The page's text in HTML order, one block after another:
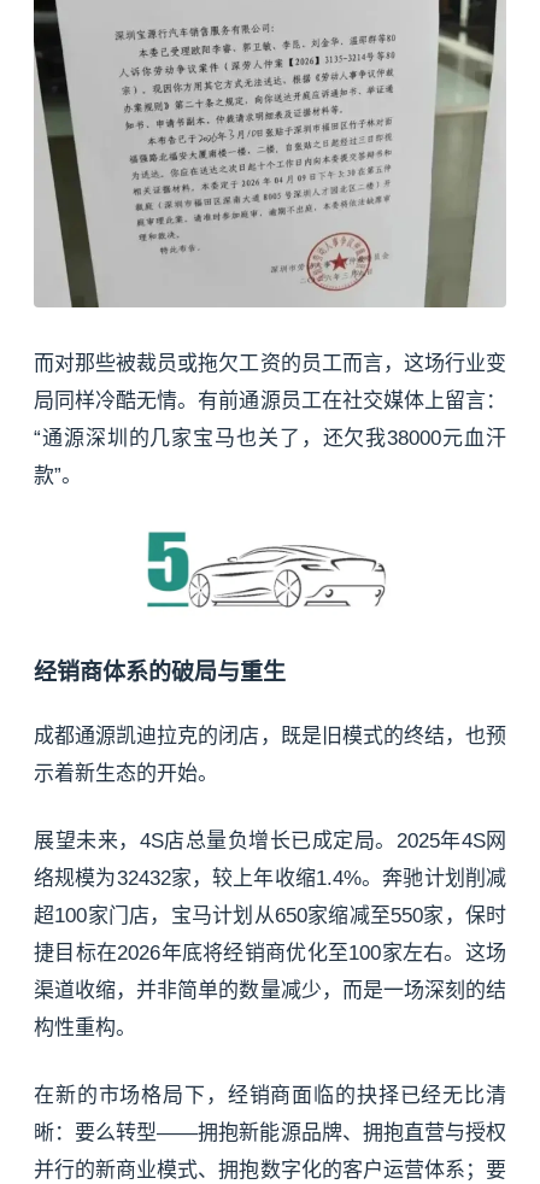
而对那些被裁员或拖欠工资的员工而言，这场行业变
局同样冷酷无情。有前通源员工在社交媒体上留言：
“通源深圳的几家宝马也关了，还欠我38000元血汗
款”。
经销商体系的破局与重生
成都通源凯迪拉克的闭店，既是旧模式的终结，也预
示着新生态的开始。
展望未来，4S店总量负增长已成定局。2025年4S网
络规模为32432家，较上年收缩1.4%。奔驰计划削减
超100家门店，宝马计划从650家缩减至550家，保时
捷目标在2026年底将经销商优化至100家左右。这场
渠道收缩，并非简单的数量减少，而是一场深刻的结
构性重构。
在新的市场格局下，经销商面临的抉择已经无比清
晰：要么转型——拥抱新能源品牌、拥抱直营与授权
并行的新商业模式、拥抱数字化的客户运营体系；要